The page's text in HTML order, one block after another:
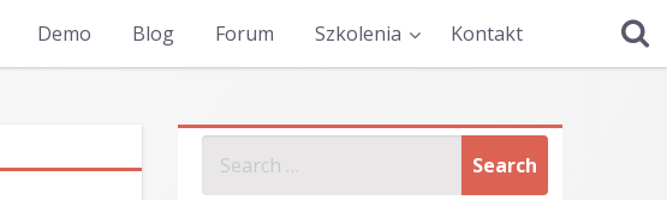
Demo Blog Forum Szkolenia Kontakt